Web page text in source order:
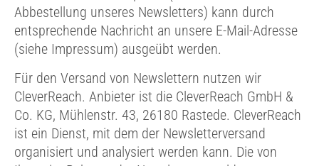
Abbestellung unseres Newsletters) kann durch
entsprechende Nachricht an unsere E-Mail-Adresse
(siehe Impressum) ausgeübt werden.
Für den Versand von Newslettern nutzen wir
CleverReach. Anbieter ist die CleverReach GmbH &
Co. KG, Mühlenstr. 43, 26180 Rastede. CleverReach
ist ein Dienst, mit dem der Newsletterversand
organisiert und analysiert werden kann. Die von